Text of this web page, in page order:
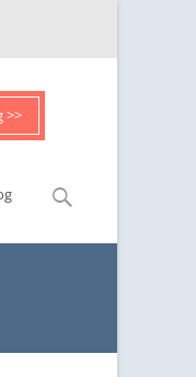
>>
Suchen
nach: